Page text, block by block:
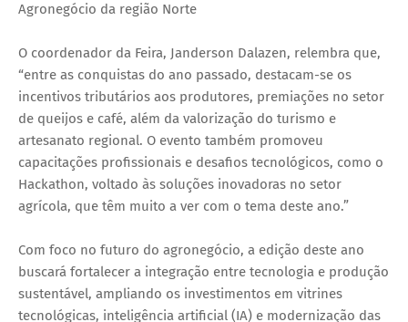
Agronegócio da região Norte
O coordenador da Feira, Janderson Dalazen, relembra que,
“entre as conquistas do ano passado, destacam-se os
incentivos tributários aos produtores, premiações no setor
de queijos e café, além da valorização do turismo e
artesanato regional. O evento também promoveu
capacitações profissionais e desafios tecnológicos, como o
Hackathon, voltado às soluções inovadoras no setor
agrícola, que têm muito a ver com o tema deste ano.”
Com foco no futuro do agronegócio, a edição deste ano
buscará fortalecer a integração entre tecnologia e produção
sustentável, ampliando os investimentos em vitrines
tecnológicas, inteligência artificial (IA) e modernização das